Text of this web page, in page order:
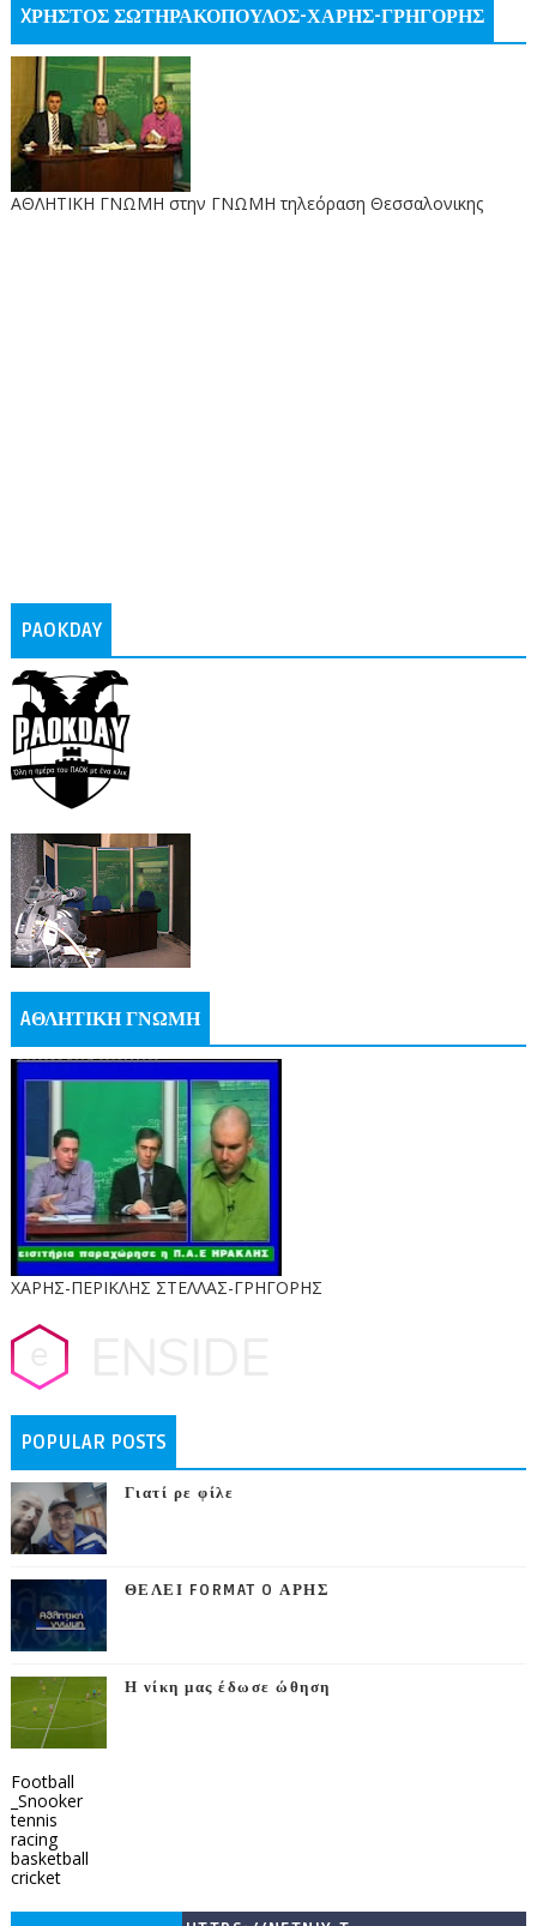
XΡΗΣΤΟΣ ΣΩΤΗΡΑΚΟΠΟΥΛΟΣ-ΧΑΡΗΣ-ΓΡΗΓΟΡΗΣ
ΑΘΛΗΤΙΚΗ ΓΝΩΜΗ στην ΓΝΩΜΗ τηλεόραση Θεσσαλονικης
PAOKDAY
AΘΛΗΤΙΚΗ ΓΝΩΜΗ
ΧΑΡΗΣ-ΠΕΡΙΚΛΗΣ ΣΤΕΛΛΑΣ-ΓΡΗΓΟΡΗΣ
POPULAR POSTS
Γιατί ρε φίλε
ΘΕΛΕΙ FORMAT O ΑΡΗΣ
Η νίκη μας έδωσε ώθηση
Football
_Snooker
tennis
racing
basketball
cricket